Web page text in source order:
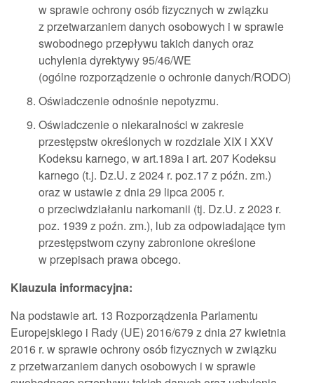
w sprawie ochrony osób fizycznych w związku
z przetwarzaniem danych osobowych i w sprawie
swobodnego przepływu takich danych oraz
uchylenia dyrektywy 95/46/WE
(ogólne rozporządzenie o ochronie danych/RODO)
Oświadczenie odnośnie nepotyzmu.
Oświadczenie o niekaralności w zakresie
przestępstw określonych w rozdziale XIX i XXV
Kodeksu karnego, w art.189a i art. 207 Kodeksu
karnego (t.j. Dz.U. z 2024 r. poz.17 z późn. zm.)
oraz w ustawie z dnia 29 lipca 2005 r.
o przeciwdziałaniu narkomanii (tj. Dz.U. z 2023 r.
poz. 1939 z poźn. zm.), lub za odpowiadające tym
przestępstwom czyny zabronione określone
w przepisach prawa obcego.
Klauzula informacyjna:
Na podstawie art. 13 Rozporządzenia Parlamentu
Europejskiego i Rady (UE) 2016/679 z dnia 27 kwietnia
2016 r. w sprawie ochrony osób fizycznych w związku
z przetwarzaniem danych osobowych i w sprawie